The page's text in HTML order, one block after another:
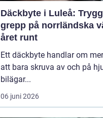
Däckbyte i Luleå:
grepp på norrländska
året runt
Ett däckbyte handlar om
att bara skruva av och på
bilägar...
06 juni 2026